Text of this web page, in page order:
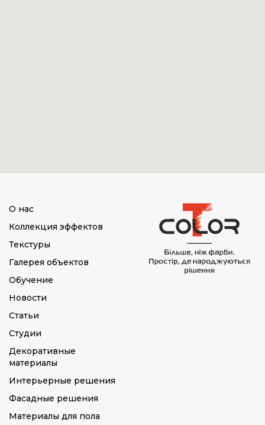
О нас
Коллекция эффектов
Текстуры
Галерея объектов
Обучение
Новости
Статьи
Студии
Декоративные
материалы
Интерьерные решения
Фасадные решения
Материалы для пола